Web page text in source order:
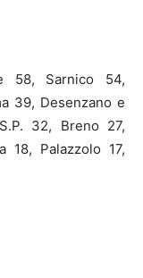
58, Sarnico 54,
39, Desenzano e
32, Breno 27,
18, Palazzolo 17,